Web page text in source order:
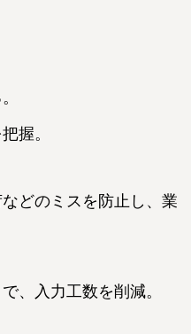
握。
どのミスを防止し、業
、入力工数を削減。